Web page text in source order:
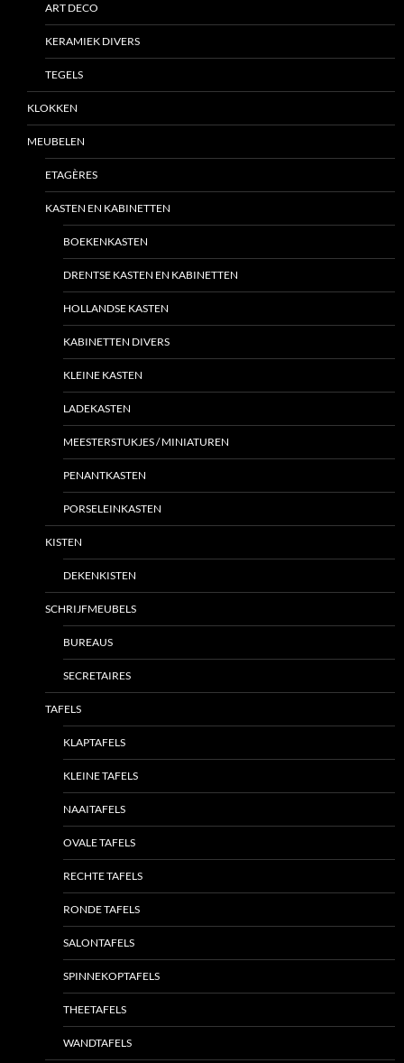
ART DECO
KERAMIEK DIVERS
TEGELS
KLOKKEN
MEUBELEN
ETAGÈRES
KASTEN EN KABINETTEN
BOEKENKASTEN
DRENTSE KASTEN EN KABINETTEN
HOLLANDSE KASTEN
KABINETTEN DIVERS
KLEINE KASTEN
LADEKASTEN
MEESTERSTUKJES / MINIATUREN
PENANTKASTEN
PORSELEINKASTEN
KISTEN
DEKENKISTEN
SCHRIJFMEUBELS
BUREAUS
SECRETAIRES
TAFELS
KLAPTAFELS
KLEINE TAFELS
NAAITAFELS
OVALE TAFELS
RECHTE TAFELS
RONDE TAFELS
SALONTAFELS
SPINNEKOPTAFELS
THEETAFELS
WANDTAFELS